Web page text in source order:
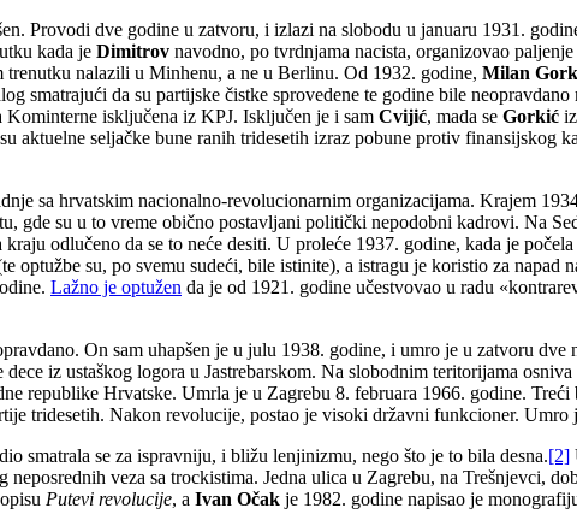
Provodi dve godine u zatvoru, i izlazi na slobodu u januaru 1931.
kada je Dimitrov navodno, po tvrdnjama nacista, organizovao
nalazili u Minhenu, a ne u Berlinu. Od 1932. godine, Milan
smatrajući da su partijske čistke sprovedene te godine bile
isključena iz KPJ. Isključen je i sam Cvijić, mada se Gorkić
aktuelne seljačke bune ranih tridesetih izraz pobune protiv finansijskog
sa hrvatskim nacionalno-revolucionarnim organizacijama. Krajem
gde su u to vreme obično postavljani politički nepodobni kadrovi. Na
kraju odlučeno da se to neće desiti. U proleće 1937. godine, kada je
optužbe su, po svemu sudeći, bile istinite), a istragu je koristio za napad
Lažno je optužen da je od 1921. godine učestvovao u radu
On sam uhapšen je u julu 1938. godine, i umro je u zatvoru dve
iz ustaškog logora u Jastrebarskom. Na slobodnim teritorijama
republike Hrvatske. Umrla je u Zagrebu 8. februara 1966. godine. Treći
tridesetih. Nakon revolucije, postao je visoki državni funkcioner. Umro
smatrala se za ispravniju, i bližu lenjinizmu, nego što je to bila desna.[2]
veza sa trockistima. Jedna ulica u Zagrebu, na Trešnjevci,
Putevi revolucije, a Ivan Očak je 1982. godine napisao je